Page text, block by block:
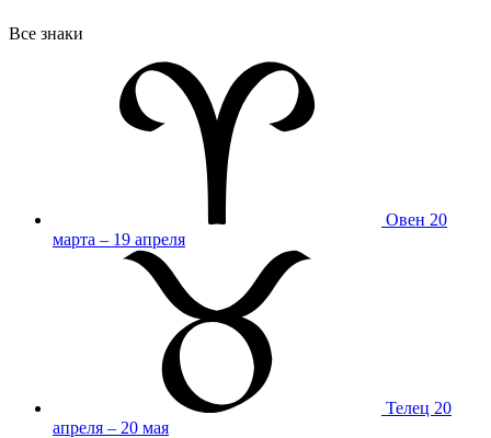
Все знаки
Овен 20
марта – 19 апреля
Телец 20
апреля – 20 мая